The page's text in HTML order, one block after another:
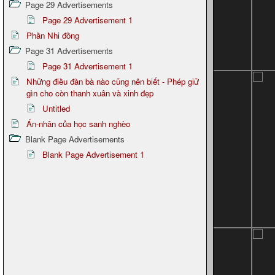
Page 29 Advertisements
Page 29 Advertisement 1
Phần Nhi đồng
Page 31 Advertisements
Page 31 Advertisement 1
Những điều đàn bà nào cũng nên biết - Phép giữ
gìn cho còn thanh xuân và xinh đẹp
Untitled
Án-nhân của học sanh nghèo
Blank Page Advertisements
Blank Page Advertisement 1